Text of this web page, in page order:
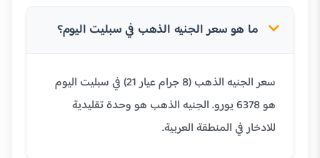
ما هو سعر الجنيه الذهب في سبليت اليوم؟
سعر الجنيه الذهب (8 جرام عيار 21) في سبليت اليوم
هو 6378 يورو. الجنيه الذهب هو وحدة تقليدية
للادخار في المنطقة العربية.